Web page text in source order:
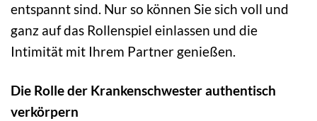
entspannt sind. Nur so können Sie sich voll und
ganz auf das Rollenspiel einlassen und die
Intimität mit Ihrem Partner genießen.
Die Rolle der Krankenschwester authentisch
verkörpern